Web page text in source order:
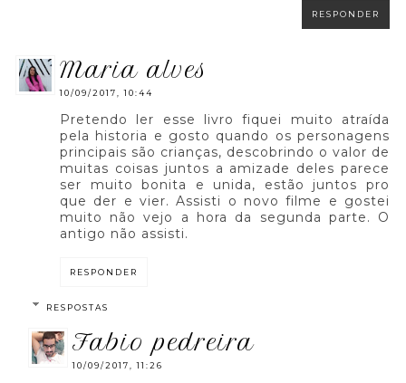
RESPONDER
maria alves
10/09/2017, 10:44
Pretendo ler esse livro fiquei muito atraída
pela historia e gosto quando os personagens
principais são crianças, descobrindo o valor de
muitas coisas juntos a amizade deles parece
ser muito bonita e unida, estão juntos pro
que der e vier. Assisti o novo filme e gostei
muito não vejo a hora da segunda parte. O
antigo não assisti.
RESPONDER
RESPOSTAS
fabio pedreira
10/09/2017, 11:26